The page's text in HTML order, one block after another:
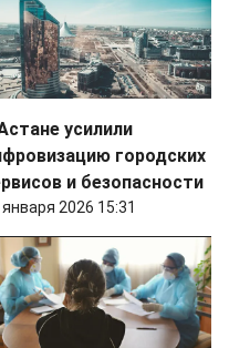
усилили
городских
и безопасности
января 2026 15:31